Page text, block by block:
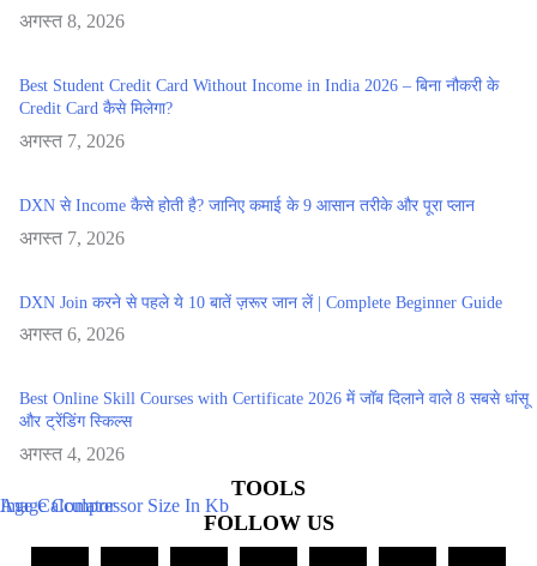
अगस्त 8, 2026
Best Student Credit Card Without Income in India 2026 – बिना नौकरी के
Credit Card कैसे मिलेगा?
अगस्त 7, 2026
DXN से Income कैसे होती है? जानिए कमाई के 9 आसान तरीके और पूरा प्लान
अगस्त 7, 2026
DXN Join करने से पहले ये 10 बातें ज़रूर जान लें | Complete Beginner Guide
अगस्त 6, 2026
Best Online Skill Courses with Certificate 2026 में जॉब दिलाने वाले 8 सबसे धांसू
और ट्रेंडिंग स्किल्स
अगस्त 4, 2026
TOOLS
Age Calculator
Image Compressor Size In Kb
FOLLOW US